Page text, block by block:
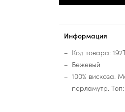
Информация
Код товара:
Бежевый
100% вискоза.
перламутр. Топ: